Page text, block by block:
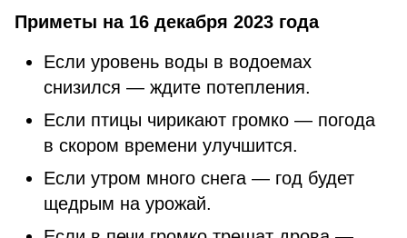
Приметы на 16 декабря 2023 года
Если уровень воды в водоемах
снизился — ждите потепления.
Если птицы чирикают громко — погода
в скором времени улучшится.
Если утром много снега — год будет
щедрым на урожай.